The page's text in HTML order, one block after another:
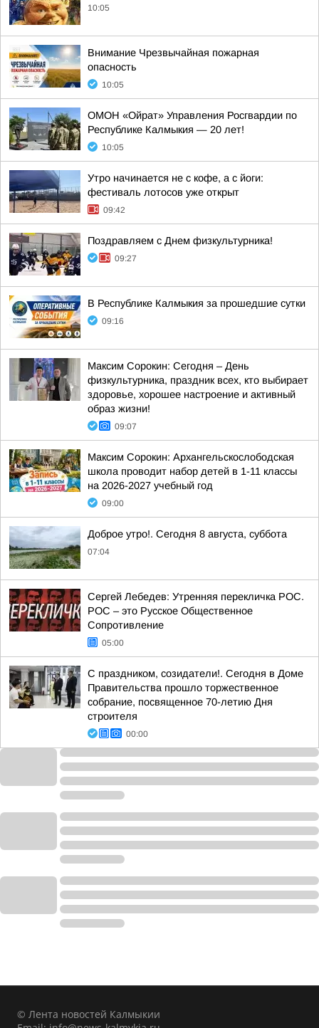
10:05
Внимание Чрезвычайная пожарная
опасность
10:05
ОМОН «Ойрат» Управления Росгвардии по
Республике Калмыкия — 20 лет!
10:05
Утро начинается не с кофе, а с йоги:
фестиваль лотосов уже открыт
09:42
Поздравляем с Днем физкультурника!
09:27
В Республике Калмыкия за прошедшие сутки
09:16
Максим Сорокин: Сегодня – День
физкультурника, праздник всех, кто выбирает
здоровье, хорошее настроение и активный
образ жизни!
09:07
Максим Сорокин: Архангельскослободская
школа проводит набор детей в 1-11 классы
на 2026-2027 учебный год
09:00
Доброе утро!. Сегодня 8 августа, суббота
07:04
Сергей Лебедев: Утренняя перекличка РОС.
РОС – это Русское Общественное
Сопротивление
05:00
С праздником, созидатели!. Сегодня в Доме
Правительства прошло торжественное
собрание, посвященное 70-летию Дня
строителя
00:00
© Лента новостей Калмыкии